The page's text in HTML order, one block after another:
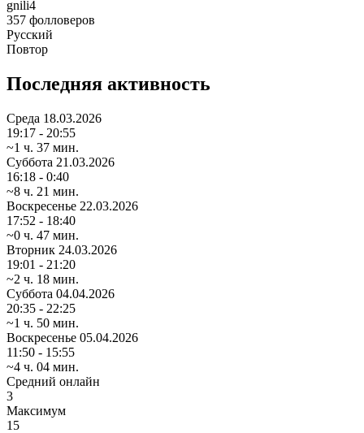
gnili4
357 фолловеров
Русский
Повтор
Последняя активность
Среда 18.03.2026
19:17 - 20:55
~1 ч. 37 мин.
Суббота 21.03.2026
16:18 - 0:40
~8 ч. 21 мин.
Воскресенье 22.03.2026
17:52 - 18:40
~0 ч. 47 мин.
Вторник 24.03.2026
19:01 - 21:20
~2 ч. 18 мин.
Суббота 04.04.2026
20:35 - 22:25
~1 ч. 50 мин.
Воскресенье 05.04.2026
11:50 - 15:55
~4 ч. 04 мин.
Средний онлайн
3
Максимум
15